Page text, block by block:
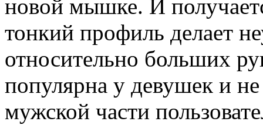
новой мышке. И
тонкий профиль делает
относительно больших
популярна у девушек и
мужской части